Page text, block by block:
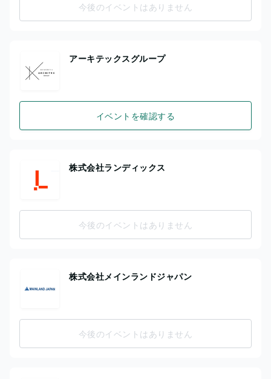
今後のイベントはありません
アーキテックスグループ
イベントを確認する
株式会社ランディックス
今後のイベントはありません
株式会社メインランドジャパン
今後のイベントはありません